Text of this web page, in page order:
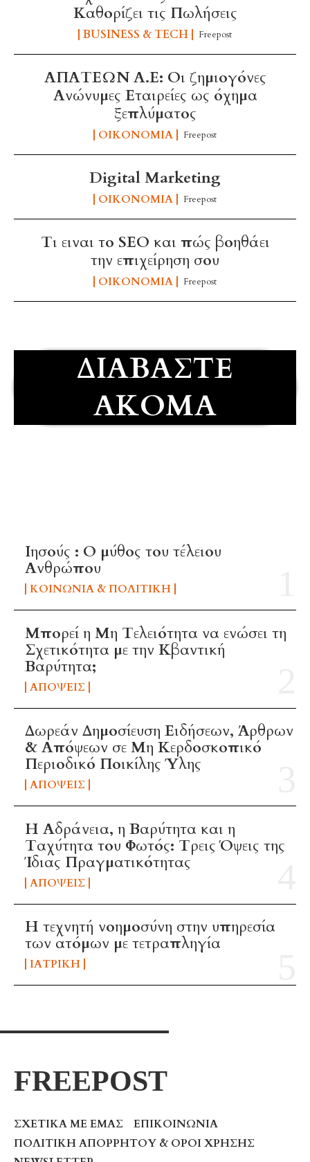
Καθορίζει τις Πωλήσεις
BUSINESS & TECH Freepost
ΑΠΑΤΕΩΝ Α.Ε: Οι ζημιογόνες
Ανώνυμες Εταιρείες ως όχημα
ξεπλύματος
ΟΙΚΟΝΟΜΊΑ Freepost
Digital Marketing
ΟΙΚΟΝΟΜΊΑ Freepost
Τι ειναι το SEO και πώς βοηθάει
την επιχείρηση σου
ΟΙΚΟΝΟΜΊΑ Freepost
ΔΙΑΒΆΣΤΕ
ΑΚΌΜΑ
Ιησούς : Ο μύθος του τέλειου
Ανθρώπου
ΚΟΙΝΩΝΊΑ & ΠΟΛΙΤΙΚΉ
Μπορεί η Μη Τελειότητα να ενώσει τη
Σχετικότητα με την Κβαντική
Βαρύτητα;
ΑΠΌΨΕΙΣ
Δωρεάν Δημοσίευση Ειδήσεων, Άρθρων
& Απόψεων σε Μη Κερδοσκοπικό
Περιοδικό Ποικίλης Ύλης
ΑΠΌΨΕΙΣ
Η Αδράνεια, η Βαρύτητα και η
Ταχύτητα του Φωτός: Τρεις Όψεις της
Ίδιας Πραγματικότητας
ΑΠΌΨΕΙΣ
H τεχνητή νοημοσύνη στην υπηρεσία
των ατόμων με τετραπληγία
ΙΑΤΡΙΚΉ
FREEPOST
ΣΧΕΤΙΚΆ ΜΕ ΕΜΆΣ
ΕΠΙΚΟΙΝΩΝΊΑ
ΠΟΛΙΤΙΚΉ ΑΠΟΡΡΉΤΟΥ & ΌΡΟΙ ΧΡΉΣΗΣ